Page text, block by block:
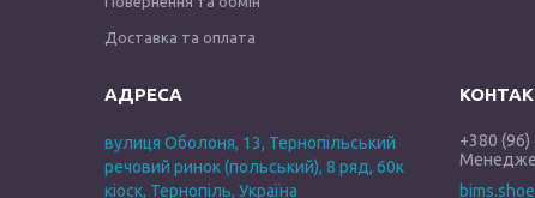
Доставка та оплата
вулиця Оболоня, 13, Тернопільський
речовий ринок (польський), 8 ряд, 60к
кіоск, Тернопіль, Україна
+380